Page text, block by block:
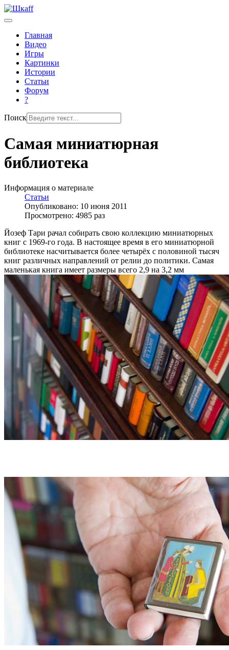
Главная
Видео
Игры
Картинки
Истории
Статьи
Форум
?
Поиск
Самая миниатюрная
библиотека
Информация о материале
Статьи
Опубликовано: 10 июня 2011
Просмотрено: 4985 раз
Йозеф Тари рачал собирать свою коллекцию миниатюрных
книг с 1969-го года. В настоящее время в его миниатюрной
библиотеке насчитывается более четырёх с половиной тысяч
книг различных направлений от релии до политики. Самая
маленькая книга имеет размеры всего 2,9 на 3,2 мм